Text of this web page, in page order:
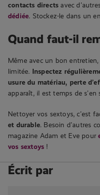
contacts directs avec
dédiée. Stockez-le dans un
Quand faut-il
Même avec un bon
limitée. Inspectez
usure du matériau, perte
apparaît, il est temps de s’en
Nettoyer vos sextoys, c’est
et durable. Besoin d’autres
magazine Adam et Eve pour
vos sextoys !
Écrit par